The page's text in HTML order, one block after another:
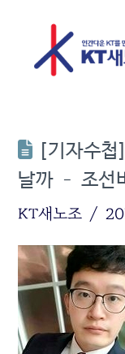
[기자수
날까 – 조선
KT새노조